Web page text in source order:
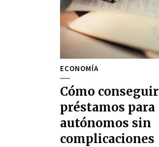
ECONOMÍA
Cómo conseguir
préstamos para
autónomos sin
complicaciones